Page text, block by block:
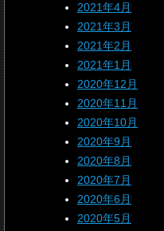
2021年4月
2021年3月
2021年2月
2021年1月
2020年12月
2020年11月
2020年10月
2020年9月
2020年8月
2020年7月
2020年6月
2020年5月